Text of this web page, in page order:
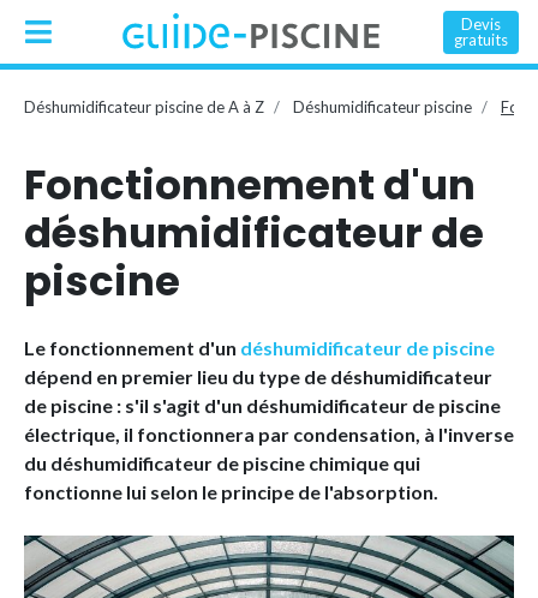
Devis
gratuits
Déshumidificateur piscine de A à Z Déshumidificateur piscine
Fonctionnement d'un
déshumidificateur de
piscine
Le fonctionnement d'un déshumidificateur de piscine
dépend en premier lieu du type de déshumidificateur
de piscine : s'il s'agit d'un déshumidificateur de piscine
électrique, il fonctionnera par condensation, à l'inverse
du déshumidificateur de piscine chimique qui
fonctionne lui selon le principe de l'absorption.